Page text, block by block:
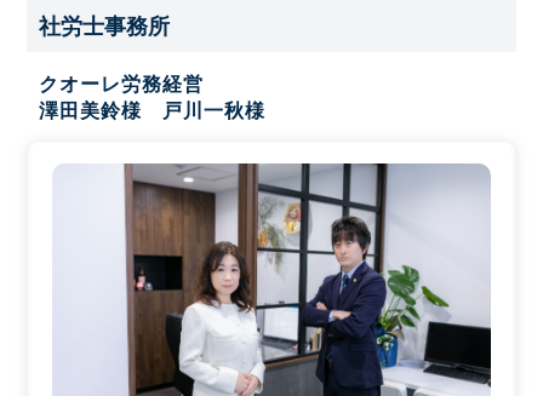
社労士事務所
クオーレ労務経営
澤田美鈴様 戸川一秋様